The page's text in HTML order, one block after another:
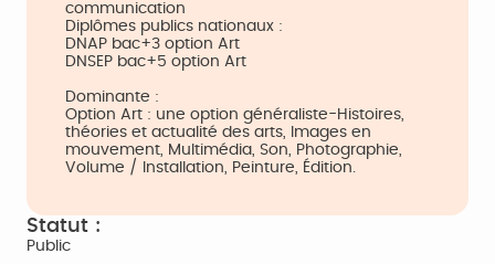
communication
Diplômes publics nationaux :
DNAP bac+3 option Art
DNSEP bac+5 option Art
Dominante :
Option Art : une option généraliste-Histoires,
théories et actualité des arts, Images en
mouvement, Multimédia, Son, Photographie,
Volume / Installation, Peinture, Édition.
Statut :
Public